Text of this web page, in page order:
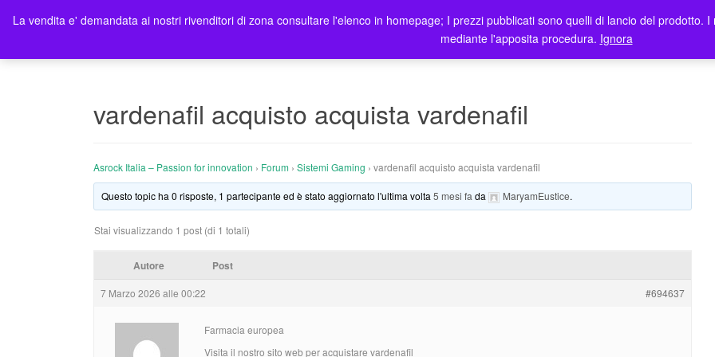
Home Prodotti Blog Registrazione Utenti Elenco
vardenafil acquisto acquista vardenafil
Asrock Italia – Passion for innovation › Forum › Sistemi Gaming › vardenafil acquisto acquista vardenafil
Questo topic ha 0 risposte, 1 partecipante ed è stato aggiornato l'ultima volta5 mesi fa da MaryamEustice.
Stai visualizzando 1 post (di 1 totali)
Autore Post
7 Marzo 2026 alle 00:22 #694637
Farmacia europea
Visita il nostro sito web per acquistare vardenafil
La vendita e' demandata ai nostri rivenditori di zona consultare l'elenco in homepage; I prezzi pubblicati sono quelli di lancio del prodotto.
mediante l'apposita procedura. Ignora